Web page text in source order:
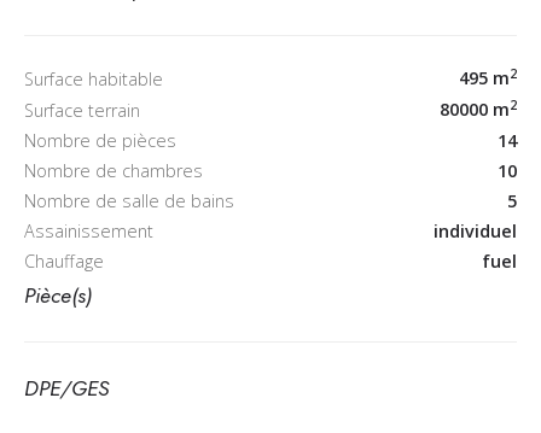
Surface habitable 495 m2
Surface terrain 80000 m2
Nombre de pièces
14
Nombre de chambres
10
Nombre de salle de bains
5
Assainissement
individuel
Chauffage
fuel
Pièce(s)
DPE/GES